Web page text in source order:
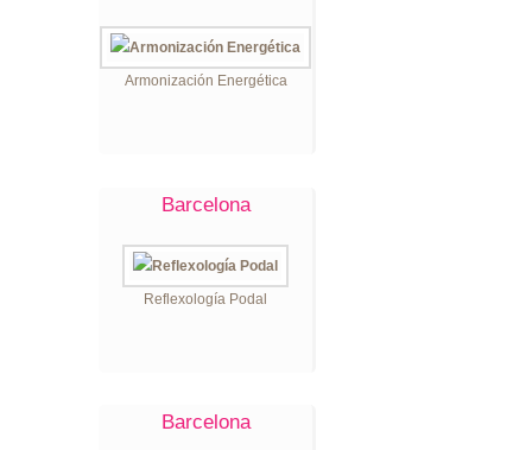
Armonización Energética
Barcelona
Reflexología Podal
Barcelona